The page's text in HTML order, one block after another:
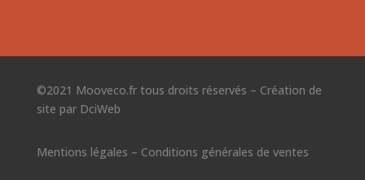
©2021 Mooveco.fr tous droits réservés – Création de
site par DciWeb
Mentions légales – Conditions générales de ventes